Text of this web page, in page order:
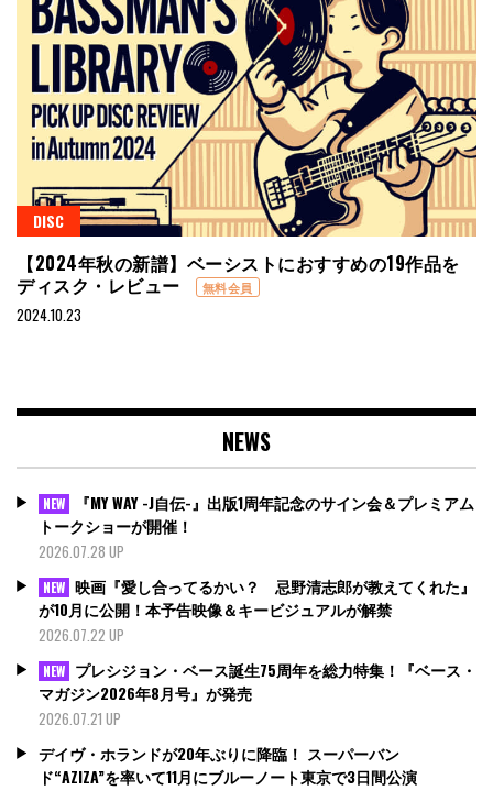
DISC
【2024年秋の新譜】ベーシストにおすすめの19作品を
ディスク・レビュー
無料会員
2024.10.23
NEWS
NEW
『MY WAY -J自伝-』出版1周年記念のサイン会＆プレミアム
トークショーが開催！
2026.07.28 UP
NEW 映画『愛し合ってるかい？ 忌野清志郎が教えてくれた』
が10月に公開！本予告映像＆キービジュアルが解禁
2026.07.22 UP
NEW プレシジョン・ベース誕生75周年を総力特集！『ベース・
マガジン2026年8月号』が発売
2026.07.21 UP
デイヴ・ホランドが20年ぶりに降臨！ スーパーバン
ド“AZIZA”を率いて11月にブルーノート東京で3日間公演